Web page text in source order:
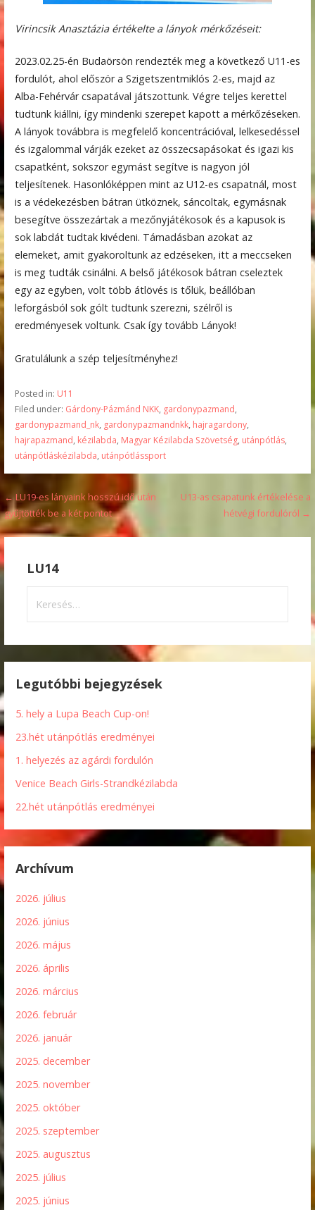
Virincsik Anasztázia értékelte a lányok mérkőzéseit:
2023.02.25-én Budaörsön rendezték meg a következő U11-es
fordulót, ahol először a Szigetszentmiklós 2-es, majd az
Alba-Fehérvár csapatával játszottunk. Végre teljes kerettel
tudtunk kiállni, így mindenki szerepet kapott a mérkőzéseken.
A lányok továbbra is megfelelő koncentrációval, lelkesedéssel
és izgalommal várják ezeket az összecsapásokat és igazi kis
csapatként, sokszor egymást segítve is nagyon jól
teljesítenek. Hasonlóképpen mint az U12-es csapatnál, most
is a védekezésben bátran ütköznek, sáncoltak, egymásnak
besegítve összezártak a mezőnyjátékosok és a kapusok is
sok labdát tudtak kivédeni. Támadásban azokat az
elemeket, amit gyakoroltunk az edzéseken, itt a meccseken
is meg tudták csinálni. A belső játékosok bátran cseleztek
egy az egyben, volt több átlövés is tőlük, beállóban
leforgásból sok gólt tudtunk szerezni, szélről is
eredményesek voltunk. Csak így tovább Lányok!
Gratulálunk a szép teljesítményhez!
Posted in: U11
Filed under: Gárdony-Pázmánd NKK, gardonypazmand,
gardonypazmand_nk, gardonypazmandnkk, hajragardony,
hajrapazmand, kézilabda, Magyar Kézilabda Szövetség, utánpótlás,
utánpótláskézilabda, utánpótlássport
Bejegyzés
navigáció
← LU19-es lányaink hosszú idő után
gyűjtötték be a két pontot
U13-as csapatunk értékelése a
hétvégi fordulóról →
LU14
Legutóbbi bejegyzések
5. hely a Lupa Beach Cup-on!
23.hét utánpótlás eredményei
1. helyezés az agárdi fordulón
Venice Beach Girls-Strandkézilabda
22.hét utánpótlás eredményei
Archívum
2026. július
2026. június
2026. május
2026. április
2026. március
2026. február
2026. január
2025. december
2025. november
2025. október
2025. szeptember
2025. augusztus
2025. július
2025. június